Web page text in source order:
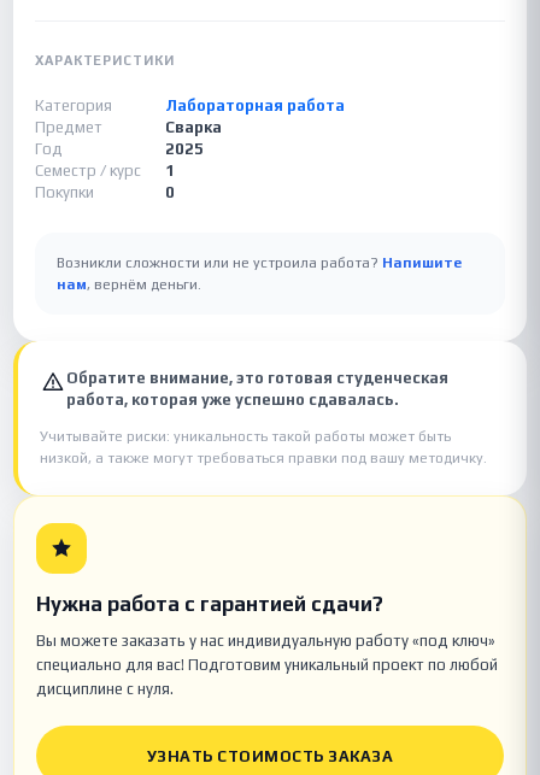
ХАРАКТЕРИСТИКИ
Категория
Лабораторная работа
Предмет
Сварка
Год
2025
Семестр / курс
1
Покупки
0
Возникли сложности или не устроила работа? Напишите
нам, вернём деньги.
Обратите внимание, это готовая студенческая
работа, которая уже успешно сдавалась.
Учитывайте риски: уникальность такой работы может быть
низкой, а также могут требоваться правки под вашу методичку.
Нужна работа с гарантией сдачи?
Вы можете заказать у нас индивидуальную работу «под ключ»
специально для вас! Подготовим уникальный проект по любой
дисциплине с нуля.
УЗНАТЬ СТОИМОСТЬ ЗАКАЗА